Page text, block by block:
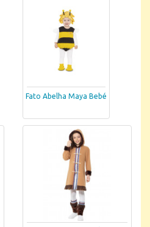
Fato Abelha Maya Bebé